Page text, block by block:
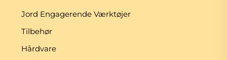
Jord Engagerende Værktøjer
Tilbehør
Hårdvare